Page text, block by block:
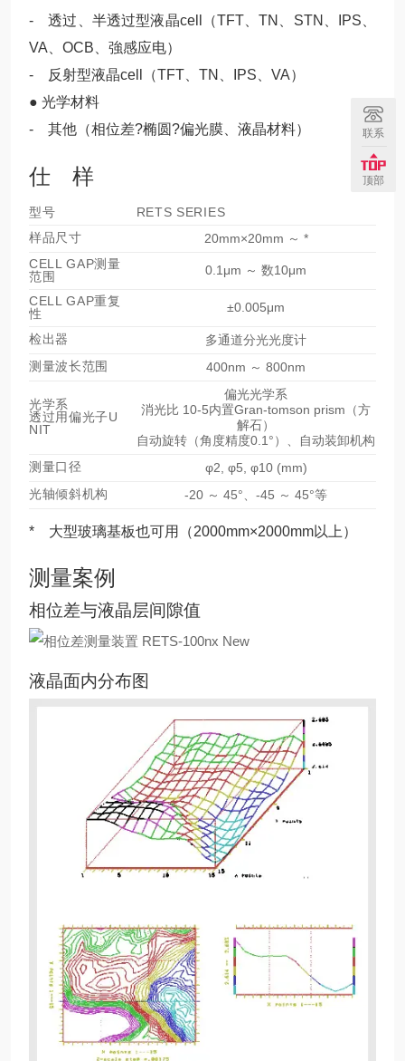
- 透过、半透过型液晶cell（TFT、TN、STN、IPS、
VA、OCB、強感应电）
- 反射型液晶cell（TFT、TN、IPS、VA）
● 光学材料
- 其他（相位差?椭圆?偏光膜、液晶材料）
仕 样
型号
RETS SERIES
样品尺寸
20mm×20mm ～ *
CELL GAP测量
范围
0.1μm ～ 数10μm
CELL GAP重复
性
±0.005μm
检出器
多通道分光光度计
测量波长范围
400nm ～ 800nm
光学系
透过用偏光子U
NIT
偏光光学系
消光比 10-5内置Gran-tomson prism（方
解石）
自动旋转（角度精度0.1°）、自动装卸机构
测量口径
φ2, φ5, φ10 (mm)
光轴倾斜机构
-20 ～ 45°、-45 ～ 45°等
* 大型玻璃基板也可用（2000mm×2000mm以上）
测量案例
相位差与液晶层间隙值
液晶面内分布图
联系
顶部